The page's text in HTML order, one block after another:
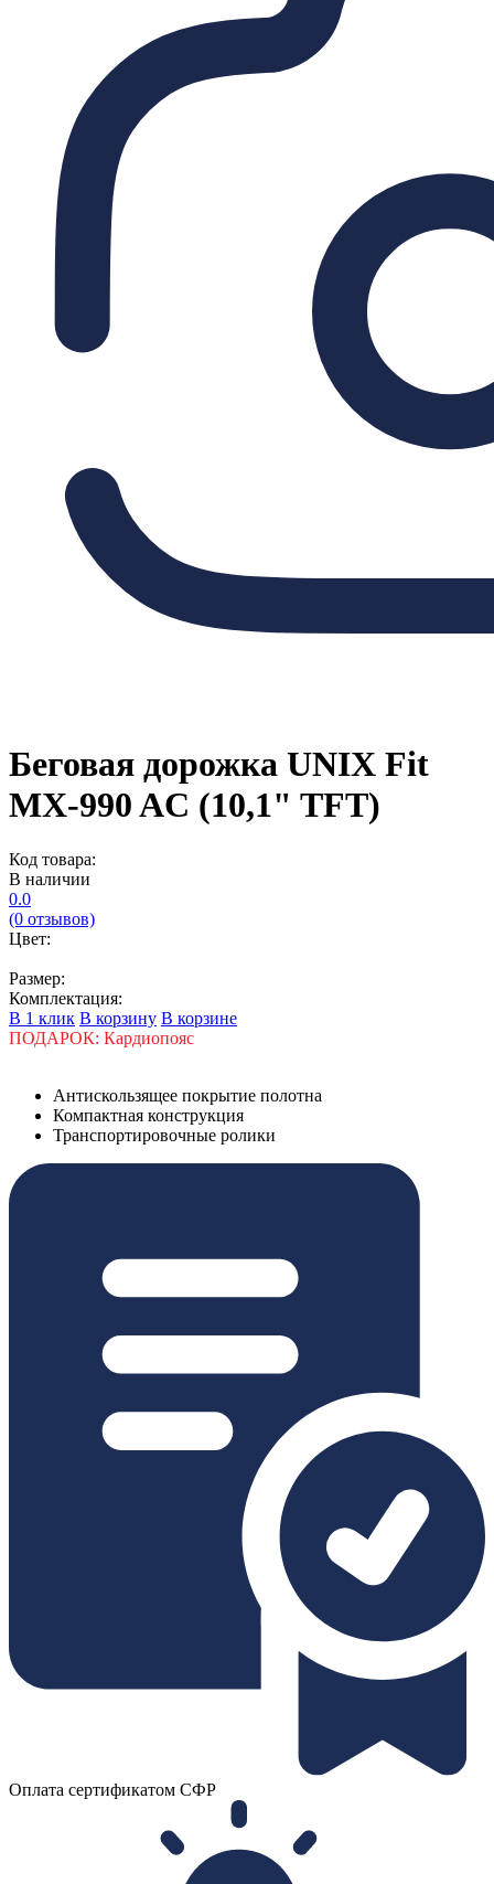
Беговая дорожка UNIX Fit
MX-990 AC (10,1" TFT)
Код товара:
В наличии
0.0
(0 отзывов)
Цвет:
Размер:
Комплектация:
В 1 клик В корзину В корзине
ПОДАРОК: Кардиопояс
Антискользящее покрытие полотна
Компактная конструкция
Транспортировочные ролики
Оплата сертификатом СФР